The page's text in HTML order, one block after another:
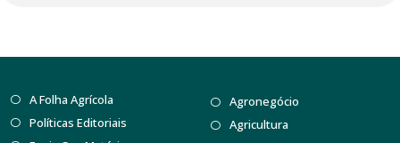
A Folha Agrícola
Políticas Editoriais
Agronegócio
Agricultura